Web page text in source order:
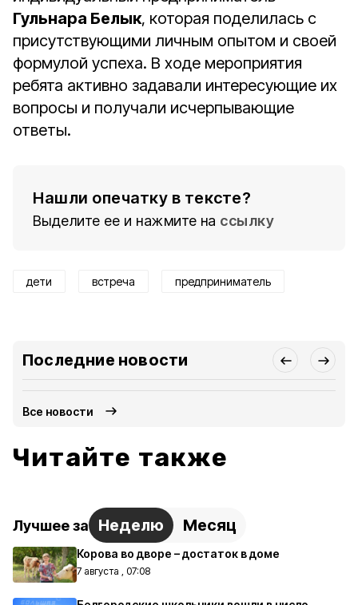
Гульнара Белык, которая поделилась с
присутствующими личным опытом и своей
формулой успеха. В ходе мероприятия
ребята активно задавали интересующие их
вопросы и получали исчерпывающие
ответы.
Нашли опечатку в тексте?
Выделите ее и нажмите на ссылку
дети встреча предприниматель
Последние новости
Все новости
Читайте также
Лучшее за Неделю Месяц
Корова во дворе – достаток в доме
7 августа , 07:08